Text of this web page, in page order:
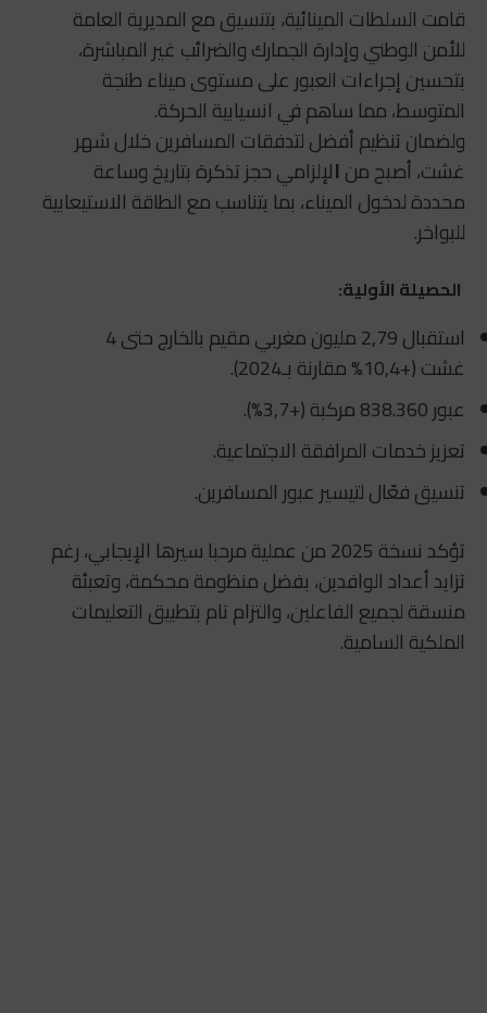
قامت السلطات المينائية، بتنسيق مع المديرية العامة
للأمن الوطني وإدارة الجمارك والضرائب غير المباشرة،
بتحسين إجراءات العبور على مستوى ميناء طنجة
المتوسط، مما ساهم في انسيابية الحركة.
ولضمان تنظيم أفضل لتدفقات المسافرين خلال شهر
غشت، أصبح منالإلزامي حجز تذكرة بتاريخ وساعة
محددة لدخول الميناء، بما يتناسب مع الطاقة الاستيعابية
للبواخر.
الحصيلة الأولية:
استقبال 2,79 مليون مغربي مقيم بالخارج حتى 4
غشت (+10,4% مقارنة بـ2024).
عبور 838.360 مركبة (+3,7%).
تعزيز خدمات المرافقة الاجتماعية.
تنسيق فعّال لتيسير عبور المسافرين.
تؤكد نسخة 2025 من عملية مرحبا سيرها الإيجابي، رغم
تزايد أعداد الوافدين، بفضل منظومة محكمة، وتعبئة
منسقة لجميع الفاعلين، والتزام تام بتطبيق التعليمات
الملكية السامية.